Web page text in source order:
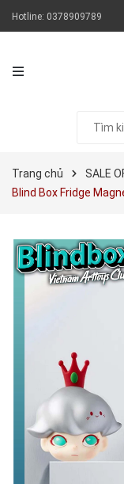
Hotline: 0378909789
Trang chủ SALE
Blind Box Fridge